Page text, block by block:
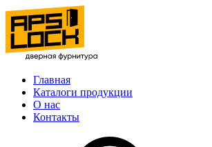
Главная
Каталоги продукции
О нас
Контакты